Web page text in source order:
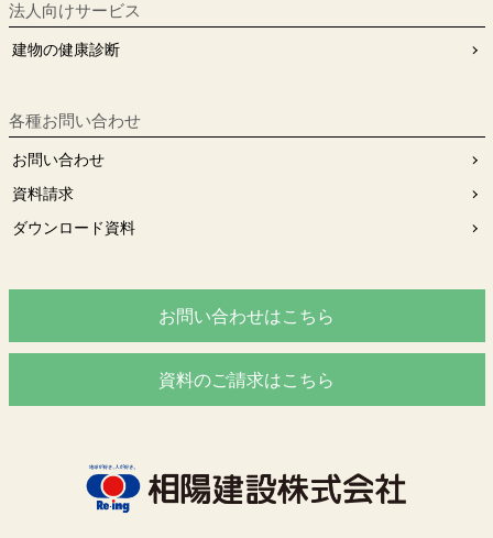
法人向けサービス
建物の健康診断
各種お問い合わせ
お問い合わせ
資料請求
ダウンロード資料
お問い合わせはこちら
資料のご請求はこちら